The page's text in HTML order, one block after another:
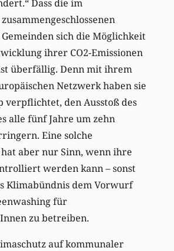
Dass die im
sich die Möglichkeit
ihrer CO2-Emissionen
überfällig. Denn mit ihrem
Netzwerk haben sie
verpflichtet, den Ausstoß des
alle fünf Jahre um zehn
Eine solche
aber nur Sinn, wenn ihre
werden kann – sonst
Klimabündnis dem Vorwurf
für
zu betreiben.
auf kommunaler